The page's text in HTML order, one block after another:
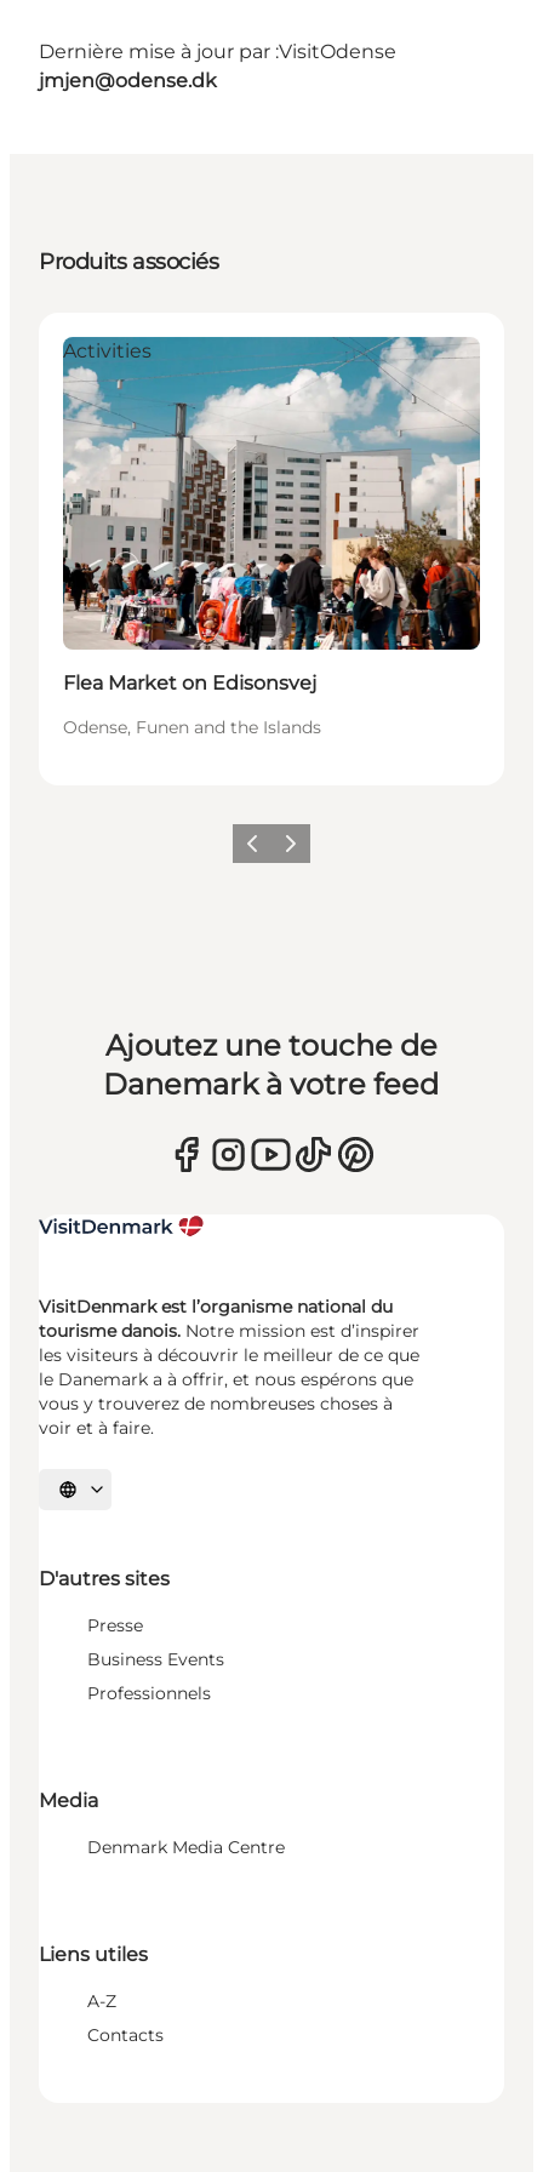
Dernière mise à jour par :VisitOdense
jmjen@odense.dk
Produits associés
Activities
Flea Market on Edisonsvej
Odense, Funen and the Islands
PrécédentSuivant
Ajoutez une touche de
Danemark à votre feed
VisitDenmark est l’organisme national du
tourisme danois. Notre mission est d’inspirer
les visiteurs à découvrir le meilleur de ce que
le Danemark a à offrir, et nous espérons que
vous y trouverez de nombreuses choses à
voir et à faire.
Choisissez la langue
D'autres sites
Presse
Business Events
Professionnels
Media
Denmark Media Centre
Liens utiles
A-Z
Contacts